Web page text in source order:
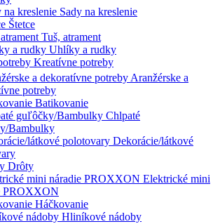
Sady na kreslenie
Štetce
Tuš, atrament
Uhlíky a rudky
Kreatívne potreby
Aranžérske a
potreby
Batikovanie
Chlpaté
Bambulky
Dekorácie/látkové
Drôty
Elektrické mini
PROXXON
Háčkovanie
Hliníkové nádoby